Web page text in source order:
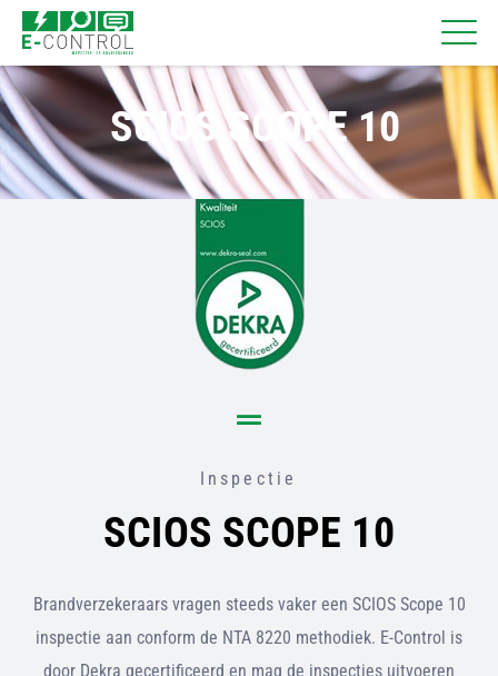
SCIOS SCOPE 10
Inspectie
SCIOS SCOPE 10
Brandverzekeraars vragen steeds vaker een SCIOS Scope 10
inspectie aan conform de NTA 8220 methodiek. E-Control is
door Dekra gecertificeerd en mag de inspecties uitvoeren